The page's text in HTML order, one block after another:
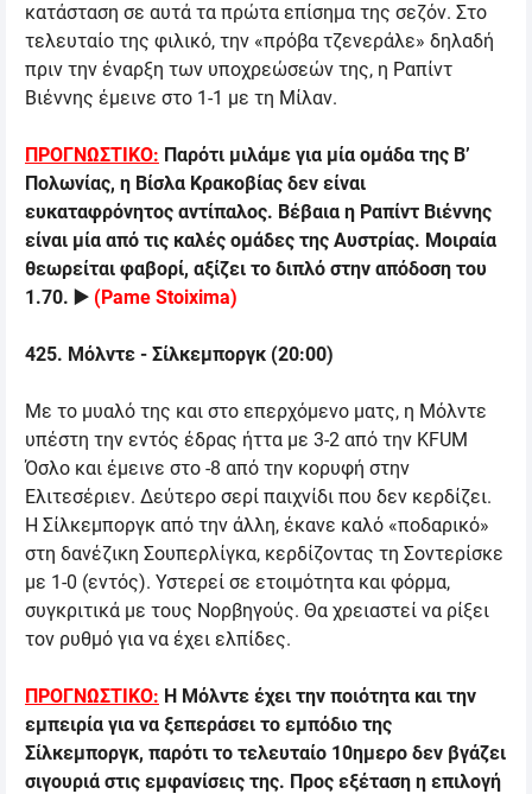
κατάσταση σε αυτά τα πρώτα επίσημα της σεζόν. Στο
τελευταίο της φιλικό, την «πρόβα τζενεράλε» δηλαδή
πριν την έναρξη των υποχρεώσεών της, η Ραπίντ
Βιέννης έμεινε στο 1-1 με τη Μίλαν.
ΠΡΟΓΝΩΣΤΙΚΟ: Παρότι μιλάμε για μία ομάδα της Β’
Πολωνίας, η Βίσλα Κρακοβίας δεν είναι
ευκαταφρόνητος αντίπαλος. Βέβαια η Ραπίντ Βιέννης
είναι μία από τις καλές ομάδες της Αυστρίας. Μοιραία
θεωρείται φαβορί, αξίζει το διπλό στην απόδοση του
1.70. ▶️ (Pame Stoixima)
425. Μόλντε - Σίλκεμποργκ (20:00)
Με το μυαλό της και στο επερχόμενο ματς, η Μόλντε
υπέστη την εντός έδρας ήττα με 3-2 από την KFUM
Όσλο και έμεινε στο -8 από την κορυφή στην
Ελιτεσέριεν. Δεύτερο σερί παιχνίδι που δεν κερδίζει.
Η Σίλκεμποργκ από την άλλη, έκανε καλό «ποδαρικό»
στη δανέζικη Σουπερλίγκα, κερδίζοντας τη Σοντερίσκε
με 1-0 (εντός). Υστερεί σε ετοιμότητα και φόρμα,
συγκριτικά με τους Νορβηγούς. Θα χρειαστεί να ρίξει
τον ρυθμό για να έχει ελπίδες.
ΠΡΟΓΝΩΣΤΙΚΟ: Η Μόλντε έχει την ποιότητα και την
εμπειρία για να ξεπεράσει το εμπόδιο της
Σίλκεμποργκ, παρότι το τελευταίο 10ημερο δεν βγάζει
σιγουριά στις εμφανίσεις της. Προς εξέταση η επιλογή